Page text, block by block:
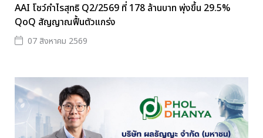
AAI โชว์กำไรสุทธิ Q2/2569 ที่ 178 ล้านบาท พุ่งขึ้น 29.5%
QoQ สัญญาณฟื้นตัวแกร่ง
07 สิงหาคม 2569